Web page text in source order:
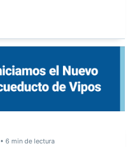
• 6 min de lectura